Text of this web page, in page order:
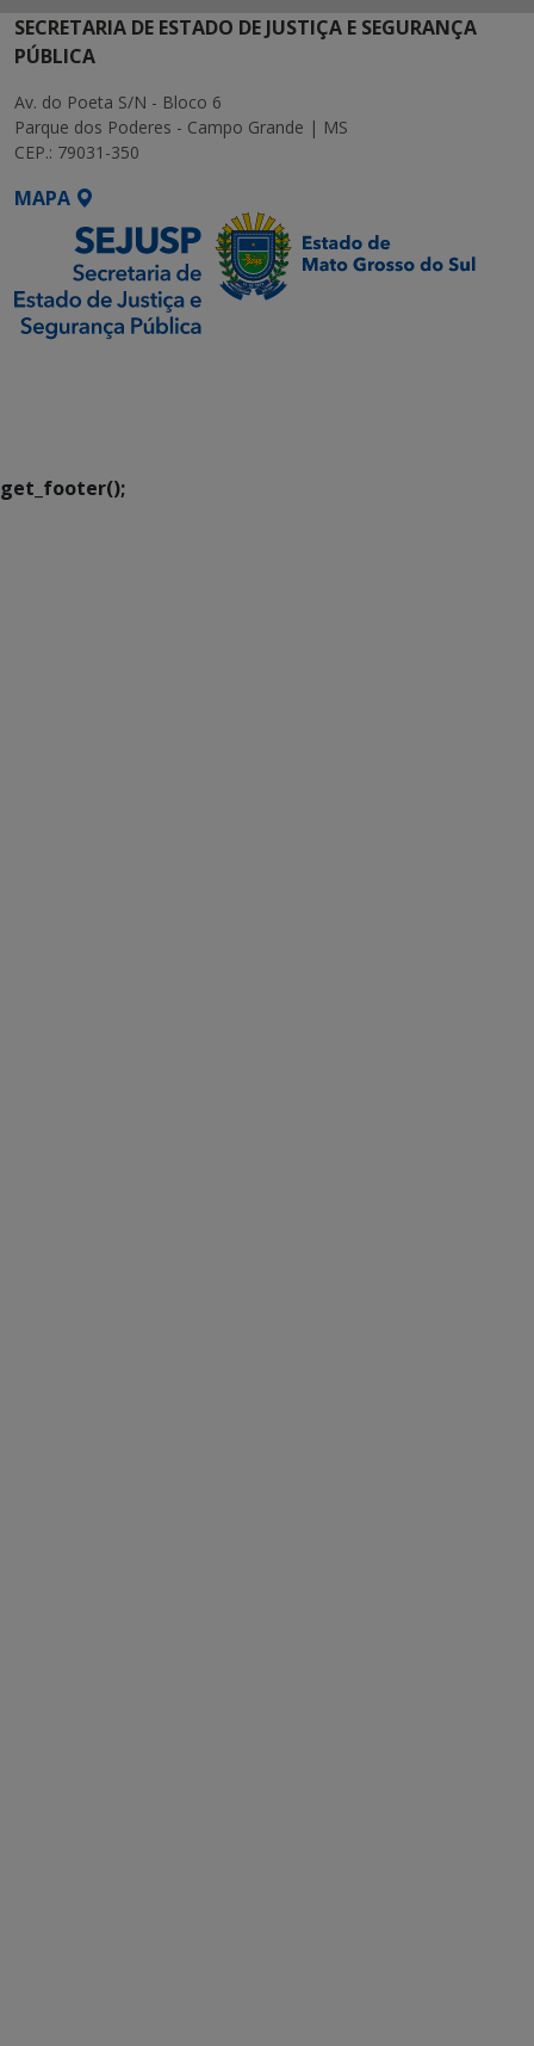
SECRETARIA DE ESTADO DE JUSTIÇA E SEGURANÇA
PÚBLICA
Av. do Poeta S/N - Bloco 6
Parque dos Poderes - Campo Grande | MS
CEP.: 79031-350
MAPA
get_footer();